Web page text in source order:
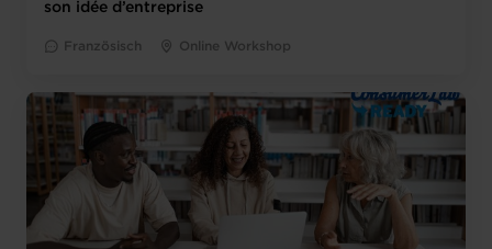
son idée d’entreprise
Französisch Online Workshop